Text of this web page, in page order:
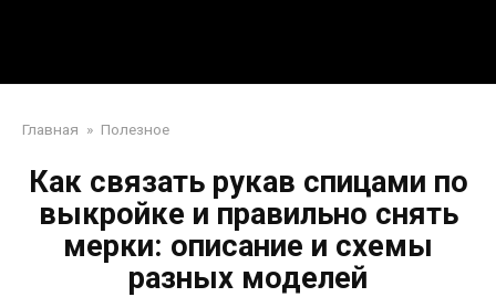
Главная » Полезное
Как связать рукав спицами по
выкройке и правильно снять
мерки: описание и схемы
разных моделей